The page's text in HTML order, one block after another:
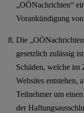
„OÖNachrichten“
Vorankündigung
Die
gesetzlich zulässig
Schäden, welche im
Websites entstehen,
Teilnehmer um
der